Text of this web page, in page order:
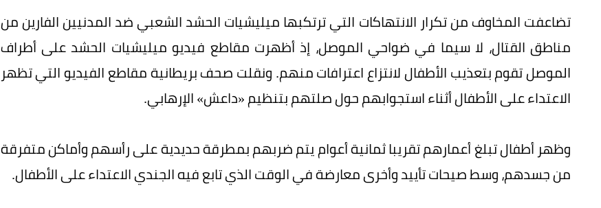
تضاعفت المخاوف من تكرار الانتهاكات التي ترتكبها ميليشيات الحشد الشعبي ضد المدنيين الفارين من
مناطق القتال، لا سيما في ضواحي الموصل، إذ أظهرت مقاطع فيديو ميليشيات الحشد على أطراف
الموصل تقوم بتعذيب الأطفال لانتزاع اعترافات منهم. ونقلت صحف بريطانية مقاطع الفيديو التي تظهر
الاعتداء على الأطفال أثناء استجوابهم حول صلتهم بتنظيم «داعش» الإرهابي.
وظهر أطفال تبلغ أعمارهم تقريبا ثمانية أعوام يتم ضربهم بمطرقة حديدية على رأسهم وأماكن متفرقة
من جسدهم، وسط صيحات تأييد وأخرى معارضة في الوقت الذي تابع فيه الجندي الاعتداء على الأطفال.